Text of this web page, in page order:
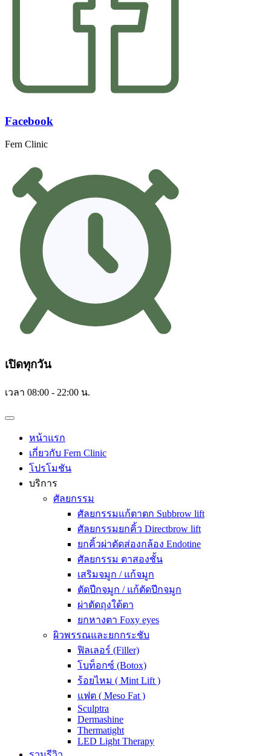
Facebook
Fern Clinic
เปิดทุกวัน
เวลา 08:00 - 22:00 น.
หน้าแรก
เกี่ยวกับ Fern Clinic
โปรโมชัน
บริการ
ศัลยกรรม
ศัลยกรรมแก้ตาตก Subbrow lift
ศัลยกรรมยกคิ้ว Directbrow lift
ยกคิ้วผ่าตัดส่องกล้อง Endotine
ศัลยกรรม ตาสองชั้น
เสริมจมูก / แก้จมูก
ตัดปีกจมูก / แก้ตัดปีกจมูก
ผ่าตัดถุงใต้ตา
ยกหางตา Foxy eyes
ผิวพรรณและยกกระชับ
ฟิลเลอร์ (Filler)
โบท็อกซ์ (Botox)
ร้อยไหม ( Mint Lift )
แฟต ( Meso Fat )
Sculptra
Dermashine
Thermatight
LED Light Therapy